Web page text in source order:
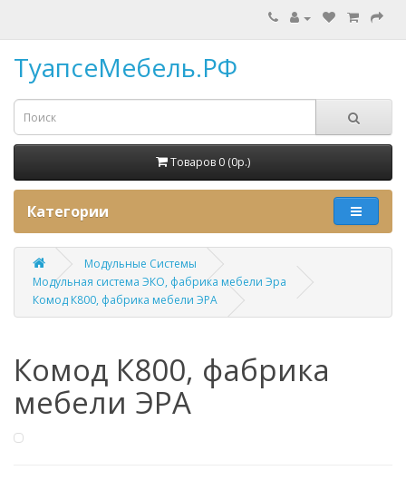
ТуапсеМебель.РФ
Товаров 0 (0p.)
Категории
Модульные Системы
Модульная система ЭКО, фабрика мебели Эра
Комод К800, фабрика мебели ЭРА
Комод К800, фабрика
мебели ЭРА